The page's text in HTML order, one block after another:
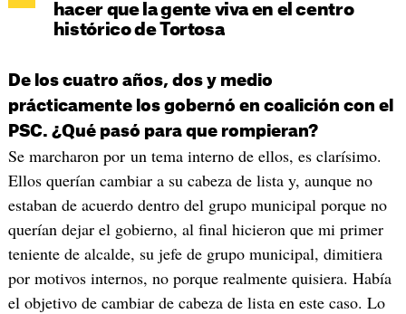
hacer que la gente viva en el centro
histórico de Tortosa
De los cuatro años, dos y medio
prácticamente los gobernó en coalición con el
PSC. ¿Qué pasó para que rompieran?
Se marcharon por un tema interno de ellos, es clarísimo.
Ellos querían cambiar a su cabeza de lista y, aunque no
estaban de acuerdo dentro del grupo municipal porque no
querían dejar el gobierno, al final hicieron que mi primer
teniente de alcalde, su jefe de grupo municipal, dimitiera
por motivos internos, no porque realmente quisiera. Había
el objetivo de cambiar de cabeza de lista en este caso. Lo